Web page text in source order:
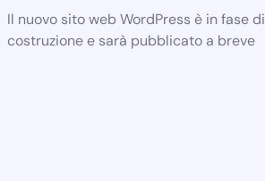
Il nuovo sito web WordPress è in fase di
costruzione e sarà pubblicato a breve